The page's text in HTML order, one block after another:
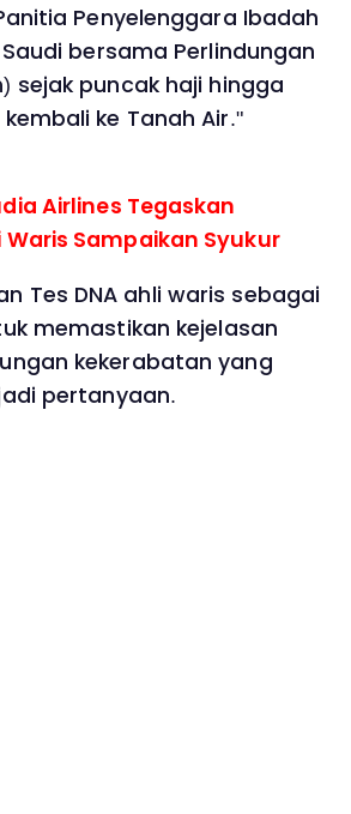
Penyelenggara Ibadah
Saudi bersama Perlindungan
sejak puncak haji hingga
ke Tanah Air."
Airlines Tegaskan
Sampaikan Syukur
Tes DNA ahli waris sebagai
memastikan kejelasan
kekerabatan yang
pertanyaan.